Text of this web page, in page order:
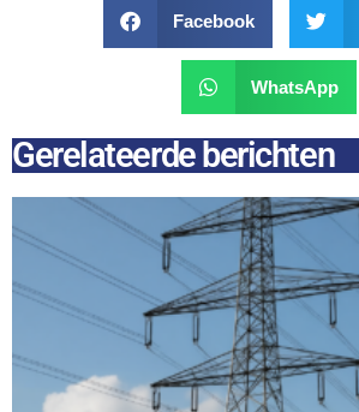
Facebook
WhatsApp
Gerelateerde berichten